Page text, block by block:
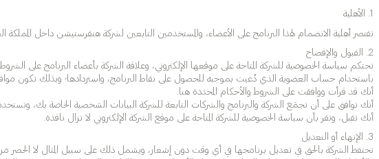
1. الأهلية
تقتصر أهلية الانضمام لهذا البرنامج على الأعضاء، والمستخدمين التابعين لشركة هنقرستيشن داخل
2. القبول والإفصاح
تحتكم سياسة الخصوصية للشركة المتاحة على موقعها الإلكتروني، وعلاقة الشركة بأعضاء البرنامج على
باستخدام حساب العضوية الذي دُعيت بموجبه للحصول على نقاط البرنامج، واستردادها؛ وبذلك تكون
أنك قد قرأت ووافقت على الشروط والأحكام المحددة هنا.
أنك توافق على أن تجمَع الشركة والبرنامج والشركات التابعة للشركة البيانات الشخصية الخاصة بك،
أنك تقبل، وتقر بأن سياسة الخصوصية للشركة المتاحة على موقع الشركة الإلكتروني لا تزال نافذة.
3. الإنهاء أو التعديل